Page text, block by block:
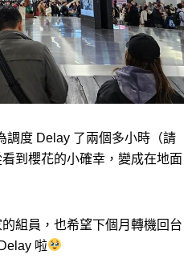
調度 Delay 了兩個多小時（請
到櫻花的小確幸，變成在地面
組員，也希望下個月轉機回台
啦